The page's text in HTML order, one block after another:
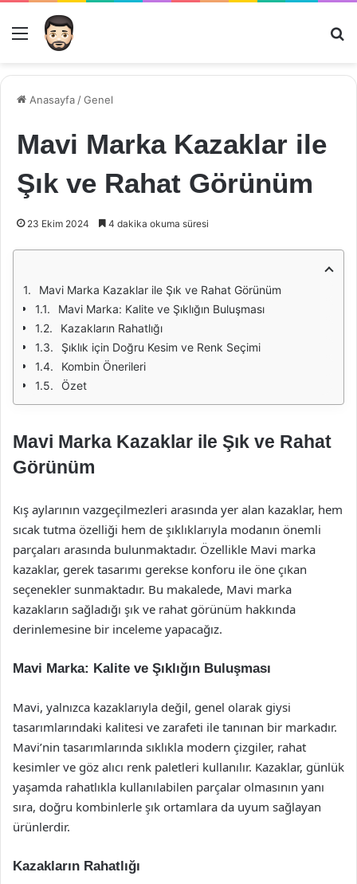
Menü
Anasayfa /Genel
Mavi Marka Kazaklar ile
Şık ve Rahat Görünüm
23 Ekim 2024 4 dakika okuma süresi
Mavi Marka Kazaklar ile Şık ve Rahat Görünüm
Mavi Marka: Kalite ve Şıklığın Buluşması
Kazakların Rahatlığı
Şıklık için Doğru Kesim ve Renk Seçimi
Kombin Önerileri
Özet
Mavi Marka Kazaklar ile Şık ve Rahat
Görünüm
Kış aylarının vazgeçilmezleri arasında yer alan kazaklar, hem
sıcak tutma özelliği hem de şıklıklarıyla modanın önemli
parçaları arasında bulunmaktadır. Özellikle Mavi marka
kazaklar, gerek tasarımı gerekse konforu ile öne çıkan
seçenekler sunmaktadır. Bu makalede, Mavi marka
kazakların sağladığı şık ve rahat görünüm hakkında
derinlemesine bir inceleme yapacağız.
Mavi Marka: Kalite ve Şıklığın Buluşması
Mavi, yalnızca kazaklarıyla değil, genel olarak giysi
tasarımlarındaki kalitesi ve zarafeti ile tanınan bir markadır.
Mavi’nin tasarımlarında sıklıkla modern çizgiler, rahat
kesimler ve göz alıcı renk paletleri kullanılır. Kazaklar, günlük
yaşamda rahatlıkla kullanılabilen parçalar olmasının yanı
sıra, doğru kombinlerle şık ortamlara da uyum sağlayan
ürünlerdir.
Kazakların Rahatlığı